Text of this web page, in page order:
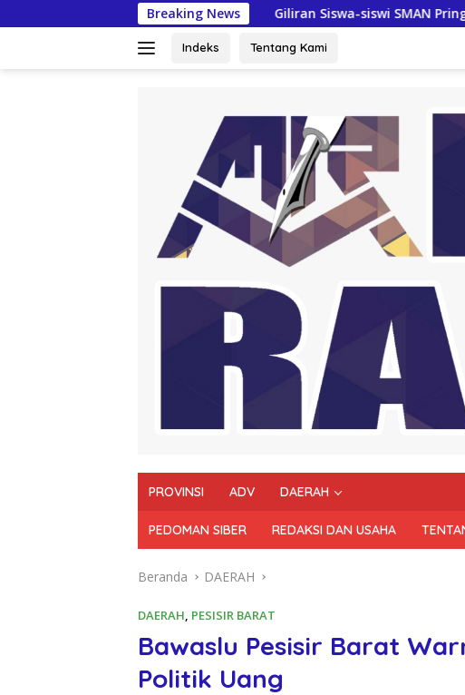
ke
Breaking News
Giliran Siswa-siswi SMAN Pringsewu Diberikan
Indeks Tentang Kami
PROVINSI ADV DAERAH
PEDOMAN SIBER REDAKSI DAN USAHA
Beranda DAERAH
DAERAH, PESISIR BARAT
Bawaslu Pesisir Barat
Politik Uang